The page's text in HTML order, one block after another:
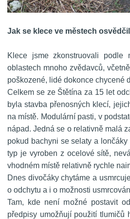
Jak se klece ve městech
Klece jsme zkonstruovali podle
oblastech mnoho zvědavců,
poškozené, lidé dokonce chycené
Celkem se ze Štětína za 15 let
byla stavba přenosných klecí,
na místě. Modulární pasti, v
nápad. Jedná se o relativně malá
pokud bachyni se selaty a
typ je vyroben z ocelové sítě,
vhodném místě relativně rychle
Dnes divočáky chytáme a
o odchytu a i o možnosti
Tam, kde není možné postavit
předpisy umožňují použití tlumičů